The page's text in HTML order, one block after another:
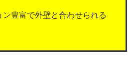
ン豊富で外壁と合わせられる